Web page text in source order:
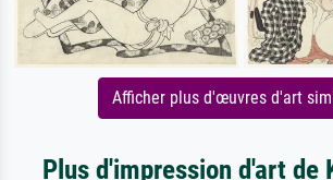
Afficher plus d'œuvres d'art
Plus d'impression d'art de